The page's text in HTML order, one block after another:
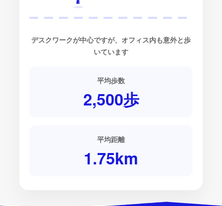
デスクワークが中心ですが、オフィス内も意外と歩
いています
平均歩数
2,500歩
平均距離
1.75km